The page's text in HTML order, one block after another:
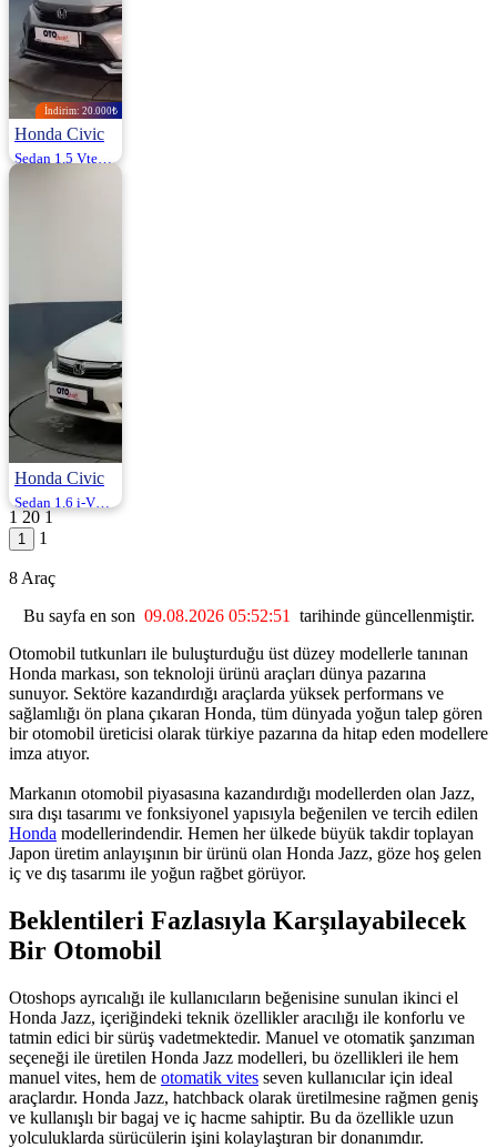
İndirim: 20.000₺
Honda Civic
Honda Civic
2012 | Manuel |
Benzin | 91.000
Km
1.230.000
1 20 1
1
8 Araç
Bu sayfa en son 09.08.2026 05:52:51
tarihinde güncellenmiştir.
Otomobil tutkunları ile buluşturduğu üst düzey modellerle tanınan
Honda markası, son teknoloji ürünü araçları dünya pazarına
sunuyor. Sektöre kazandırdığı araçlarda yüksek performans ve
sağlamlığı ön plana çıkaran Honda, tüm dünyada yoğun talep gören
bir otomobil üreticisi olarak türkiye pazarına da hitap eden modellere
imza atıyor.
Markanın otomobil piyasasına kazandırdığı modellerden olan Jazz,
sıra dışı tasarımı ve fonksiyonel yapısıyla beğenilen ve tercih edilen
Honda modellerindendir. Hemen her ülkede büyük takdir toplayan
Japon üretim anlayışının bir ürünü olan Honda Jazz, göze hoş gelen
iç ve dış tasarımı ile yoğun rağbet görüyor.
Beklentileri Fazlasıyla Karşılayabilecek
Bir Otomobil
Otoshops ayrıcalığı ile kullanıcıların beğenisine sunulan ikinci el
Honda Jazz, içeriğindeki teknik özellikler aracılığı ile konforlu ve
tatmin edici bir sürüş vadetmektedir. Manuel ve otomatik şanzıman
seçeneği ile üretilen Honda Jazz modelleri, bu özellikleri ile hem
manuel vites, hem de otomatik vites seven kullanıcılar için ideal
araçlardır. Honda Jazz, hatchback olarak üretilmesine rağmen geniş
ve kullanışlı bir bagaj ve iç hacme sahiptir. Bu da özellikle uzun
yolculuklarda sürücülerin işini kolaylaştıran bir donanımdır.